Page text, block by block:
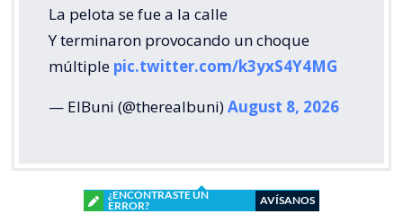
La pelota se fue a la calle
Y terminaron provocando un choque
múltiple pic.twitter.com/k3yxS4Y4MG
— ElBuni (@therealbuni)August 8, 2026
¿ENCONTRASTE UN
ERROR?
AVÍSANOS